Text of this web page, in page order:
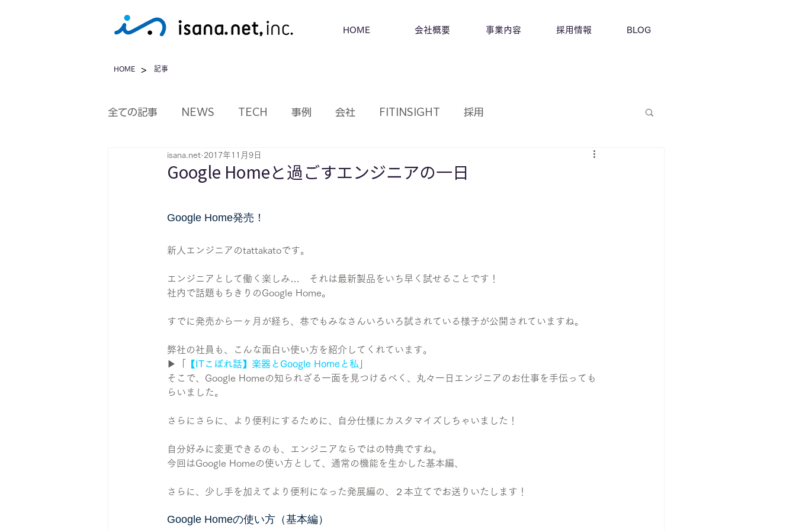
HOME 会社概要 事業内容 採用情報 BLOG
全ての記事 NEWS TECH 事例 会社 FITINSIGHT 採用
Google Homeと過ごすエンジニアの一日
isana.net 2017年11月9日
Google Home発売！
新人エンジニアのtattakatoです。
エンジニアとして働く楽しみ…　それは最新製品をいち早く試せることです！
社内で話題もちきりのGoogle Home。
すでに発売から一ヶ月が経ち、巷でもみなさんいろいろ試されている様子が公開されていますね。
弊社の社員も、こんな面白い使い方を紹介してくれています。
▶︎「
【ITこぼれ話】楽器とGoogle Homeと私
そこで、Google Homeの知られざる一面を見つけるべく、丸々一日エンジニアのお仕事を手伝っても
らいました。
さらにさらに、より便利にするために、自分仕様にカスタマイズしちゃいました！
自分好みに変更できるのも、エンジニアならではの特典ですね。
今回はGoogle Homeの使い方として、通常の機能を生かした基本編、
さらに、少し手を加えてより便利になった発展編の、２本立てでお送りいたします！
Google Homeの使い方（基本編）
HOME > 記事